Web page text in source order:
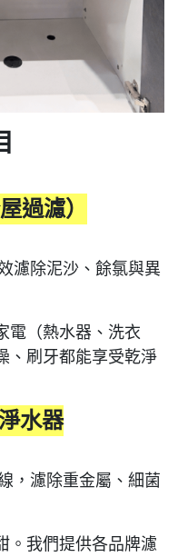
過濾）
濾除泥沙、餘氯與異
電（熱水器、洗衣
、刷牙都能享受乾淨
水器
，濾除重金屬、細菌
。我們提供各品牌濾